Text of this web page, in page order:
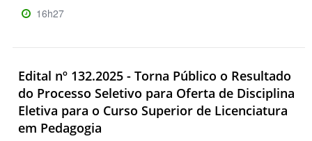
16h27
Edital nº 132.2025 - Torna Público o Resultado
do Processo Seletivo para Oferta de Disciplina
Eletiva para o Curso Superior de Licenciatura
em Pedagogia